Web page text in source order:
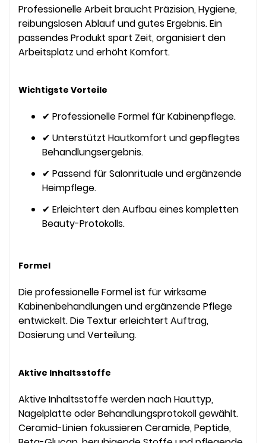
Professionelle Arbeit braucht Präzision, Hygiene,
reibungslosen Ablauf und gutes Ergebnis. Ein
passendes Produkt spart Zeit, organisiert den
Arbeitsplatz und erhöht Komfort.
Wichtigste Vorteile
✔ Professionelle Formel für Kabinenpflege.
✔ Unterstützt Hautkomfort und gepflegtes
Behandlungsergebnis.
✔ Passend für Salonrituale und ergänzende
Heimpflege.
✔ Erleichtert den Aufbau eines kompletten
Beauty-Protokolls.
Formel
Die professionelle Formel ist für wirksame
Kabinenbehandlungen und ergänzende Pflege
entwickelt. Die Textur erleichtert Auftrag,
Dosierung und Verteilung.
Aktive Inhaltsstoffe
Aktive Inhaltsstoffe werden nach Hauttyp,
Nagelplatte oder Behandlungsprotokoll gewählt.
Ceramid-Linien fokussieren Ceramide, Peptide,